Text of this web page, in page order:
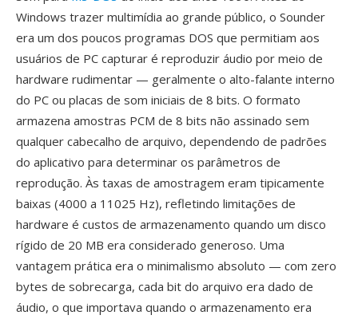
Windows trazer multimídia ao grande público, o Sounder
era um dos poucos programas DOS que permitiam aos
usuários de PC capturar é reproduzir áudio por meio de
hardware rudimentar — geralmente o alto-falante interno
do PC ou placas de som iniciais de 8 bits. O formato
armazena amostras PCM de 8 bits não assinado sem
qualquer cabecalho de arquivo, dependendo de padrões
do aplicativo para determinar os parâmetros de
reprodução. Às taxas de amostragem eram tipicamente
baixas (4000 a 11025 Hz), refletindo limitações de
hardware é custos de armazenamento quando um disco
rígido de 20 MB era considerado generoso. Uma
vantagem prática era o minimalismo absoluto — com zero
bytes de sobrecarga, cada bit do arquivo era dado de
áudio, o que importava quando o armazenamento era